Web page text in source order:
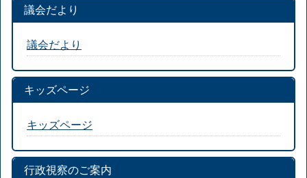
議会だより
議会だより
キッズページ
キッズページ
行政視察のご案内